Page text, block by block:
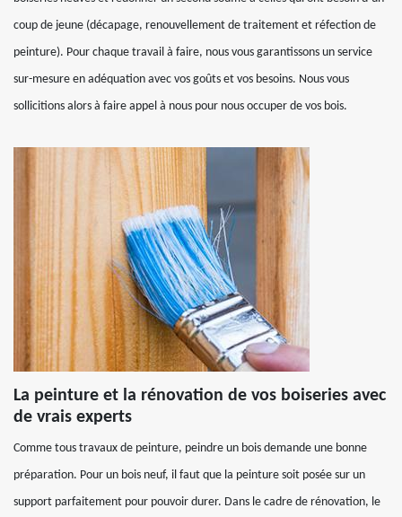
coup de jeune (décapage, renouvellement de traitement et réfection de
peinture). Pour chaque travail à faire, nous vous garantissons un service
sur-mesure en adéquation avec vos goûts et vos besoins. Nous vous
sollicitions alors à faire appel à nous pour nous occuper de vos bois.
La peinture et la rénovation de vos boiseries avec
de vrais experts
Comme tous travaux de peinture, peindre un bois demande une bonne
préparation. Pour un bois neuf, il faut que la peinture soit posée sur un
support parfaitement pour pouvoir durer. Dans le cadre de rénovation, le